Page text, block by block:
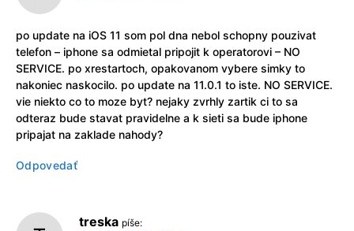
po update na iOS 11 som pol dna nebol schopny pouzivat
telefon – iphone sa odmietal pripojit k operatorovi – NO
SERVICE. po xrestartoch, opakovanom vybere simky to
nakoniec naskocilo. po update na 11.0.1 to iste. NO SERVICE.
vie niekto co to moze byt? nejaky zvrhly zartik ci to sa
odteraz bude stavat pravidelne a k sieti sa bude iphone
pripajat na zaklade nahody?
Odpovedať
treska píše: